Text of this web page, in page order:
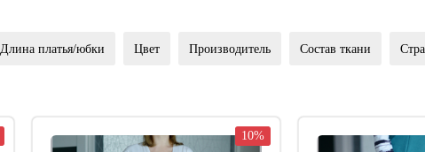
Длина платья/юбки Цвет Производитель Состав ткани
10%